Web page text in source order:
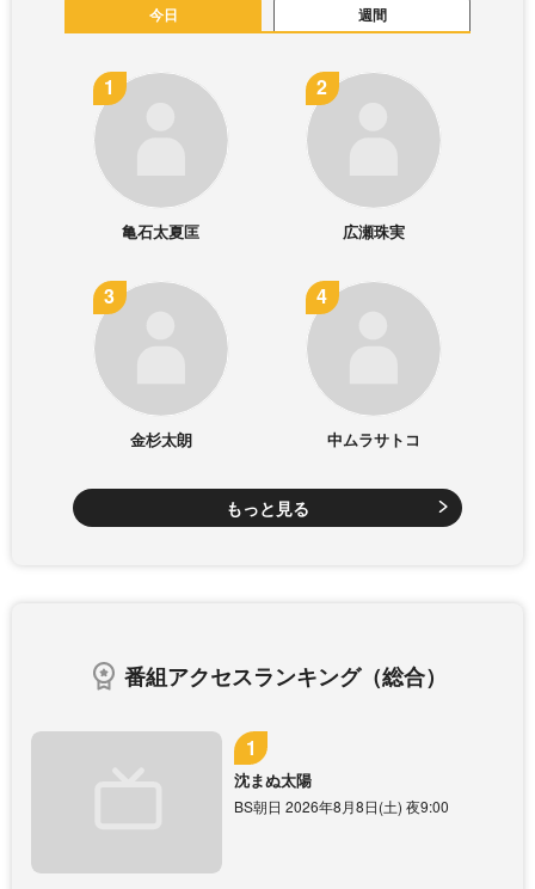
今日 週間
亀石太夏匡 広瀬珠実
金杉太朗 中ムラサトコ
もっと見る
番組アクセスランキング（総合）
沈まぬ太陽
BS朝日 2026年8月8日(土) 夜9:00